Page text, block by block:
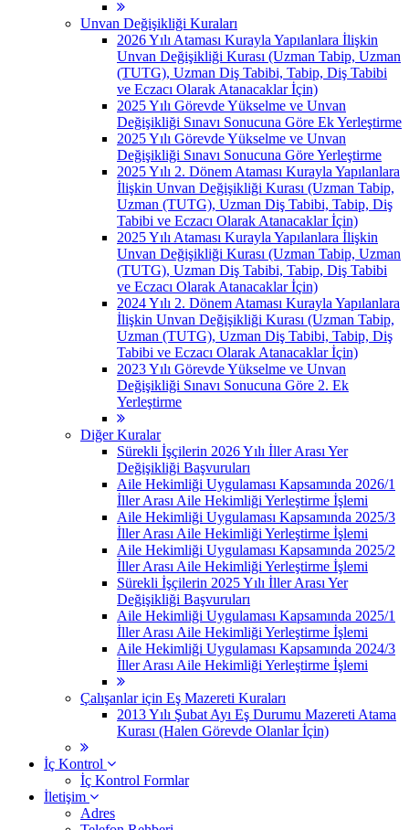
Unvan Değişikliği Kuraları
2026 Yılı Ataması Kurayla Yapılanlara İlişkin
Unvan Değişikliği Kurası (Uzman Tabip, Uzman
(TUTG), Uzman Diş Tabibi, Tabip, Diş Tabibi
ve Eczacı Olarak Atanacaklar İçin)
2025 Yılı Görevde Yükselme ve Unvan
Değişikliği Sınavı Sonucuna Göre Ek Yerleştirme
2025 Yılı Görevde Yükselme ve Unvan
Değişikliği Sınavı Sonucuna Göre Yerleştirme
2025 Yılı 2. Dönem Ataması Kurayla Yapılanlara
İlişkin Unvan Değişikliği Kurası (Uzman Tabip,
Uzman (TUTG), Uzman Diş Tabibi, Tabip, Diş
Tabibi ve Eczacı Olarak Atanacaklar İçin)
2025 Yılı Ataması Kurayla Yapılanlara İlişkin
Unvan Değişikliği Kurası (Uzman Tabip, Uzman
(TUTG), Uzman Diş Tabibi, Tabip, Diş Tabibi
ve Eczacı Olarak Atanacaklar İçin)
2024 Yılı 2. Dönem Ataması Kurayla Yapılanlara
İlişkin Unvan Değişikliği Kurası (Uzman Tabip,
Uzman (TUTG), Uzman Diş Tabibi, Tabip, Diş
Tabibi ve Eczacı Olarak Atanacaklar İçin)
2023 Yılı Görevde Yükselme ve Unvan
Değişikliği Sınavı Sonucuna Göre 2. Ek
Yerleştirme
Diğer Kuralar
Sürekli İşçilerin 2026 Yılı İller Arası Yer
Değişikliği Başvuruları
Aile Hekimliği Uygulaması Kapsamında 2026/1
İller Arası Aile Hekimliği Yerleştirme İşlemi
Aile Hekimliği Uygulaması Kapsamında 2025/3
İller Arası Aile Hekimliği Yerleştirme İşlemi
Aile Hekimliği Uygulaması Kapsamında 2025/2
İller Arası Aile Hekimliği Yerleştirme İşlemi
Sürekli İşçilerin 2025 Yılı İller Arası Yer
Değişikliği Başvuruları
Aile Hekimliği Uygulaması Kapsamında 2025/1
İller Arası Aile Hekimliği Yerleştirme İşlemi
Aile Hekimliği Uygulaması Kapsamında 2024/3
İller Arası Aile Hekimliği Yerleştirme İşlemi
Çalışanlar için Eş Mazereti Kuraları
2013 Yılı Şubat Ayı Eş Durumu Mazereti Atama
Kurası (Halen Görevde Olanlar İçin)
İç Kontrol
İç Kontrol Formlar
İletişim
Adres